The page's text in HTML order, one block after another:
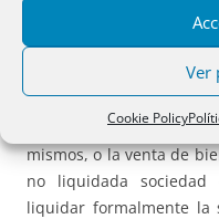
Ver
Cookie Policy
230.** INSCRIPCIÓN
GANANCIALES
SOCIEDAD DE
adjudicación de
mismos, o la venta de
no liquidada
liquidar formalmente la